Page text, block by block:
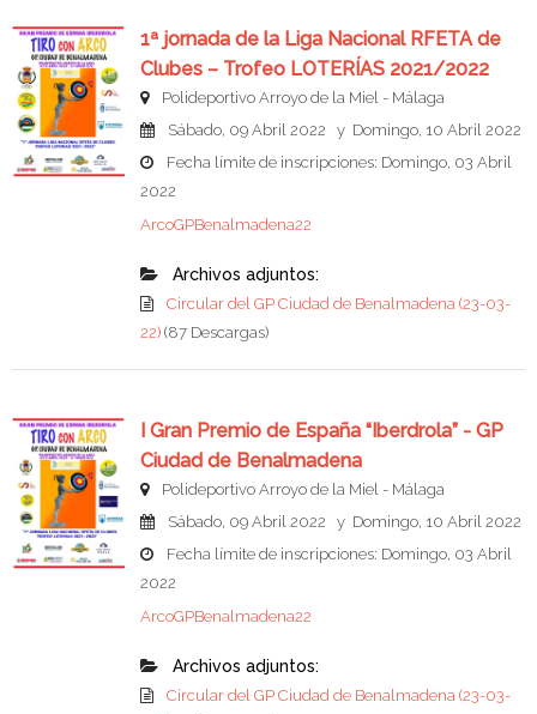
1ª jornada de la Liga Nacional RFETA de
Clubes – Trofeo LOTERÍAS 2021/2022
Polideportivo Arroyo de la Miel - Málaga
Sábado, 09 Abril 2022 y Domingo, 10 Abril 2022
Fecha límite de inscripciones: Domingo, 03 Abril
2022
ArcoGPBenalmadena22
Archivos adjuntos:
Circular del GP Ciudad de Benalmadena (23-03-
22) (87 Descargas)
I Gran Premio de España “Iberdrola” - GP
Ciudad de Benalmadena
Polideportivo Arroyo de la Miel - Málaga
Sábado, 09 Abril 2022 y Domingo, 10 Abril 2022
Fecha límite de inscripciones: Domingo, 03 Abril
2022
ArcoGPBenalmadena22
Archivos adjuntos:
Circular del GP Ciudad de Benalmadena (23-03-